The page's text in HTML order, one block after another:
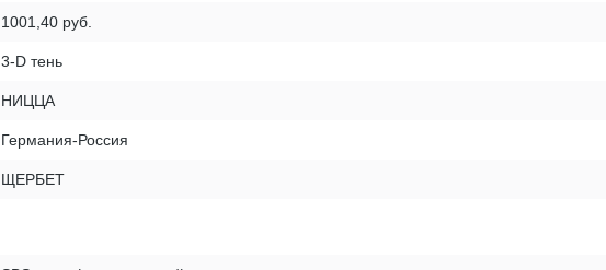
1001,40 руб.
3-D тень
НИЦЦА
Германия-Россия
ЩЕРБЕТ